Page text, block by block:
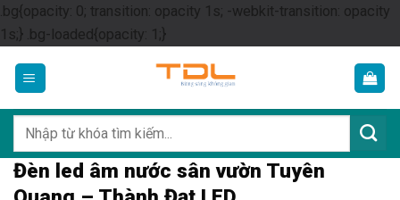
.bg{opacity: 0; transition: opacity 1s; -webkit-transition: opacity
1s;} .bg-loaded{opacity: 1;}Skip
content
kiếm:
Đèn led âm nước sân vườn Tuyên